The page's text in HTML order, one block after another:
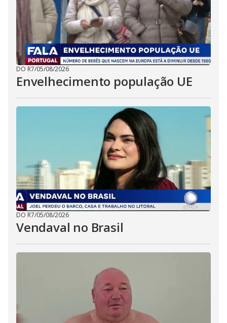
DO R7/05/08/2026
Envelhecimento população UE
DO R7/05/08/2026
Vendaval no Brasil